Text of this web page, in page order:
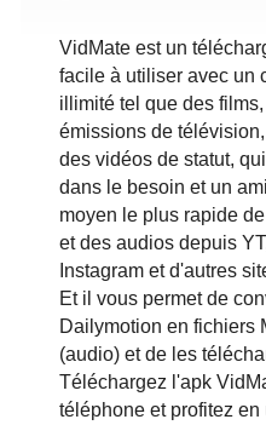
VidMate est un
facile à utiliser avec un
illimité tel que des
émissions de
des vidéos de statut,
dans le besoin et un
moyen le plus rapide
et des audios depuis
Instagram et d'autres
Et il vous permet de
Dailymotion en fichiers
(audio) et de les
Téléchargez l'apk
téléphone et profitez